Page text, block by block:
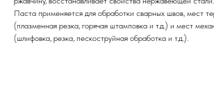
Паста применяется для обработки сварных швов, мест
(плазменная резка, горячая штамповка и т.д.) и мест
(шлифовка, резка, пескоструйная обработка и т.д.).